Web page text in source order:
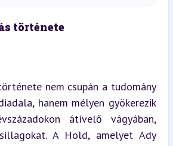
története
nem csupán a tudomány
hanem mélyen gyökerezik
átívelő vágyában,
A Hold, amelyet Ady